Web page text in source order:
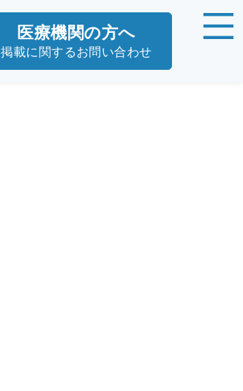
医療機関の方へ
掲載に関するお問い合わせ